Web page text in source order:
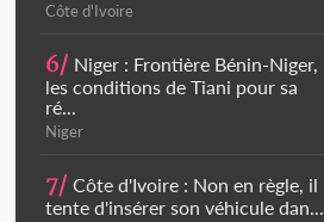
Côte d'Ivoire
6/ Niger : Frontière Bénin-Niger,
les conditions de Tiani pour sa
ré...
Niger
7/ Côte d'Ivoire : Non en règle, il
tente d'insérer son véhicule dan...